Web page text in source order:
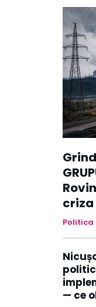
Politica
— ce